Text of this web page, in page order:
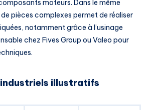
moteurs. Dans le même
pièces complexes permet de réaliser
notamment grâce à l’usinage
chez Fives Group ou Valeo pour
industriels illustratifs